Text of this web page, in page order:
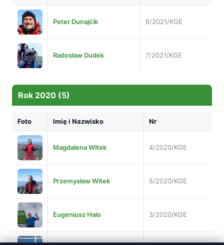
Peter Dunajćik 6/2021/KGE
Radosław Dudek 7/2021/KGE
Rok 2020 (5)
Foto Imię i Nazwisko Nr
Magdalena Witek 4/2020/KGE
Przemysław Witek 5/2020/KGE
Eugeniusz Halo 3/2020/KGE